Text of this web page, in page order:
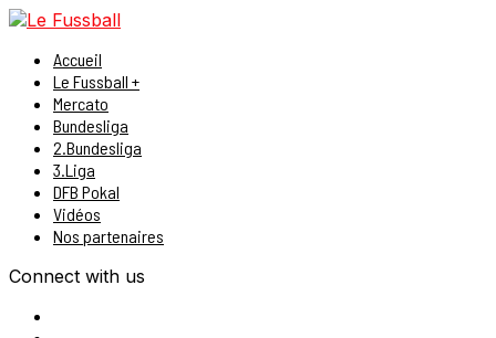
Accueil
Le Fussball +
Mercato
Bundesliga
2.Bundesliga
3.Liga
DFB Pokal
Vidéos
Nos partenaires
Connect with us